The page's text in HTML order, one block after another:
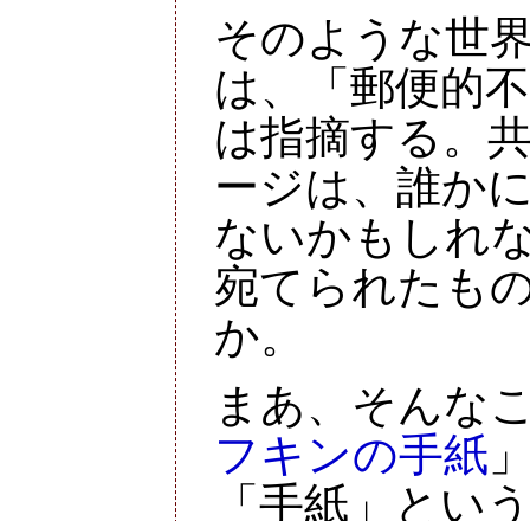
そのような世
は、「郵便的
は指摘する。
ージは、誰か
ないかもしれ
宛てられたも
か。
まあ、そんな
フキンの手紙
「手紙」とい